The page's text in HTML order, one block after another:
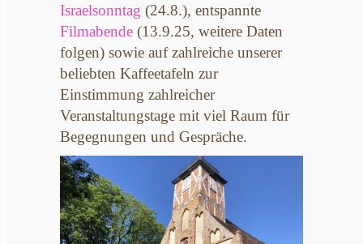
Israelsonntag (24.8.), entspannte
Filmabende (13.9.25, weitere Daten
folgen) sowie auf zahlreiche unserer
beliebten Kaffeetafeln zur
Einstimmung zahlreicher
Veranstaltungstage mit viel Raum für
Begegnungen und Gespräche.